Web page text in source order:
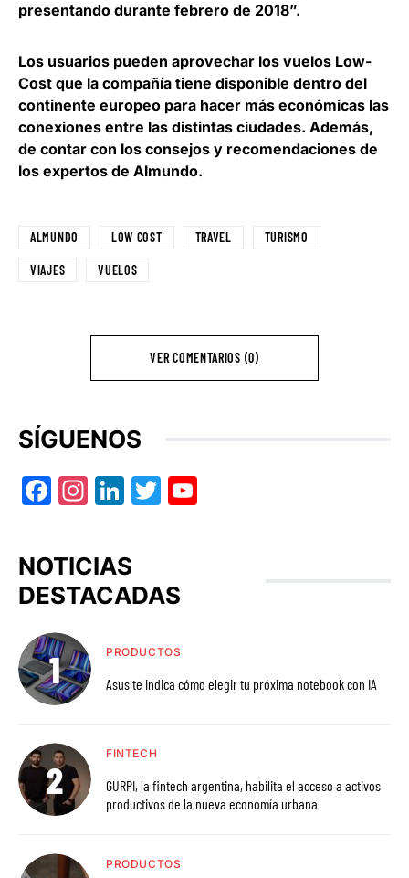
presentando durante febrero de 2018”.
Los usuarios pueden aprovechar los vuelos Low-
Cost que la compañía tiene disponible dentro del
continente europeo para hacer más económicas las
conexiones entre las distintas ciudades. Además,
de contar con los consejos y recomendaciones de
los expertos de Almundo.
ALMUNDO LOW COST TRAVEL TURISMO
VIAJES VUELOS
VER COMENTARIOS (0)
SÍGUENOS
Facebook
Instagram
LinkedIn
Twitter
NOTICIAS
DESTACADAS
PRODUCTOS
Asus te indica cómo elegir tu próxima notebook con IA
FINTECH
GURPI, la fintech argentina, habilita el acceso a activos
productivos de la nueva economía urbana
PRODUCTOS